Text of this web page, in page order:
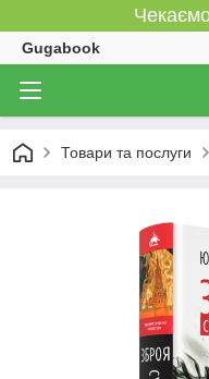
Gugabook
Товари та послуги